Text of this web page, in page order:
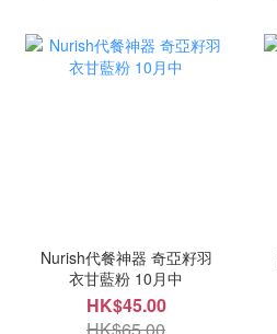
Nurish代餐神器 奇亞籽羽
衣甘藍粉 10月中
HK$45.00
HK$65.00